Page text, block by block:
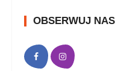
OBSERWUJ NAS